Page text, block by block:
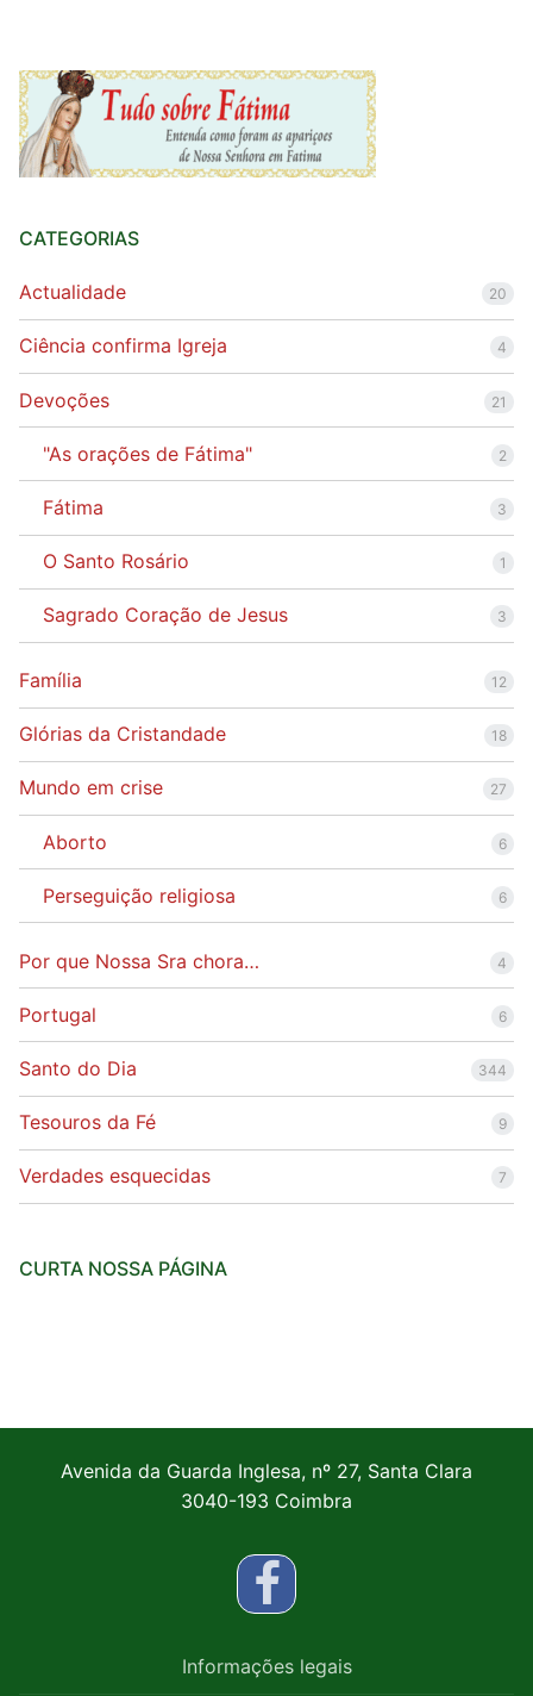
CATEGORIAS
Actualidade 20
Ciência confirma Igreja 4
Devoções 21
"As orações de Fátima" 2
Fátima 3
O Santo Rosário 1
Sagrado Coração de Jesus 3
Família 12
Glórias da Cristandade 18
Mundo em crise 27
Aborto 6
Perseguição religiosa 6
Por que Nossa Sra chora… 4
Portugal 6
Santo do Dia 344
Tesouros da Fé 9
Verdades esquecidas 7
CURTA NOSSA PÁGINA
Avenida da Guarda Inglesa, nº 27, Santa Clara
3040-193 Coimbra
Informações legais